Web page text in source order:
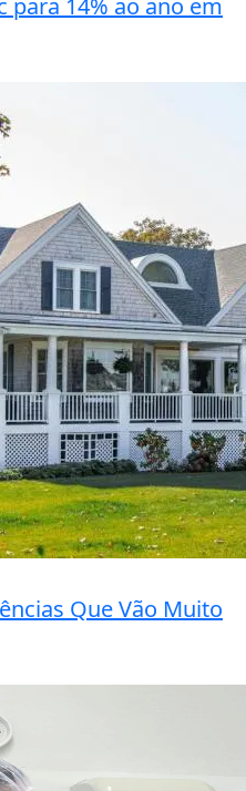
para 14% ao ano em
Que Vão Muito